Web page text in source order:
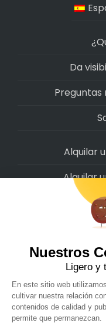
Da
Preguntas
Alquilar
Alquilar
Alquilar
Alquilar
Alquilar
Alquilar una